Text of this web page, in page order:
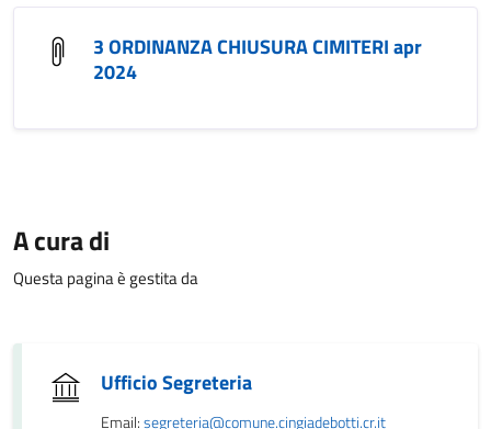
3 ORDINANZA CHIUSURA CIMITERI apr
2024
A cura di
Questa pagina è gestita da
Ufficio Segreteria
Email:segreteria@comune.cingiadebotti.cr.it